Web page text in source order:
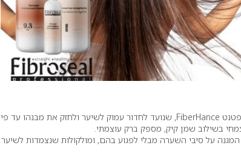
הפורמולה מכילה מספר מרכיבים מרכזיים: פטנט FiberHance, שנועד לחדור עמוק לשיער ולחזק את מבנהו עד פי
על סיבי השערה מבלי לפגוע בהם, ומולקולות שנצמדות לשיער